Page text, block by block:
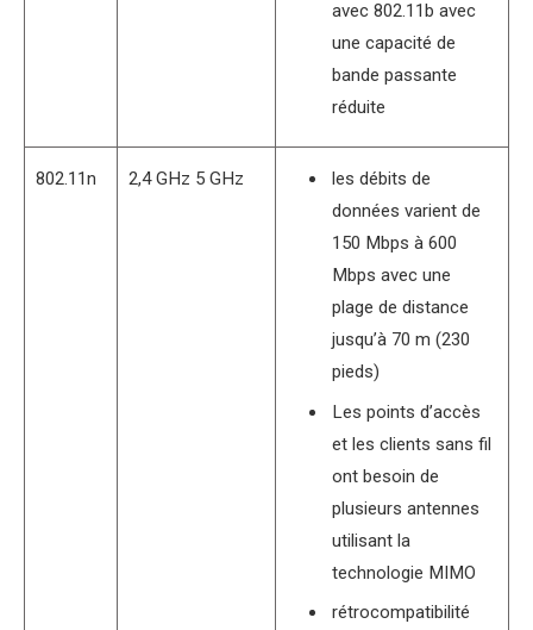
avec 802.11b avec
une capacité de
bande passante
réduite
802.11n 2,4 GHz 5 GHz
les débits de
données varient de
150 Mbps à 600
Mbps avec une
plage de distance
jusqu’à 70 m (230
pieds)
Les points d’accès
et les clients sans fil
ont besoin de
plusieurs antennes
utilisant la
technologie MIMO
rétrocompatibilité